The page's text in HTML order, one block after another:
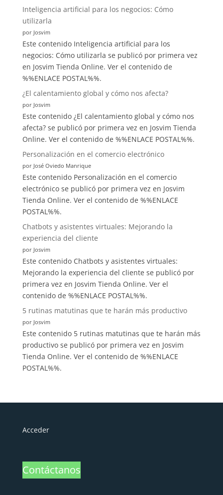
harán
más
productivo
Inteligencia artificial para los negocios: Cómo
utilizarla
por Josvim
Este contenido Inteligencia artificial para los
negocios: Cómo utilizarla se publicó por primera vez
en Josvim Tienda Online. Ver el contenido de
%%ENLACE POSTAL%%.
¿El calentamiento global y cómo nos afecta?
por Josvim
Este contenido ¿El calentamiento global y cómo nos
afecta? se publicó por primera vez en Josvim Tienda
Online. Ver el contenido de %%ENLACE POSTAL%%.
Personalización en el comercio electrónico
por José Oviedo Manrique
Este contenido Personalización en el comercio
electrónico se publicó por primera vez en Josvim
Tienda Online. Ver el contenido de %%ENLACE
POSTAL%%.
Chatbots y asistentes virtuales: Mejorando la
experiencia del cliente
por Josvim
Este contenido Chatbots y asistentes virtuales:
Mejorando la experiencia del cliente se publicó por
primera vez en Josvim Tienda Online. Ver el
contenido de %%ENLACE POSTAL%%.
5 rutinas matutinas que te harán más productivo
por Josvim
Este contenido 5 rutinas matutinas que te harán más
productivo se publicó por primera vez en Josvim
Tienda Online. Ver el contenido de %%ENLACE
POSTAL%%.
Acceder
Contáctanos